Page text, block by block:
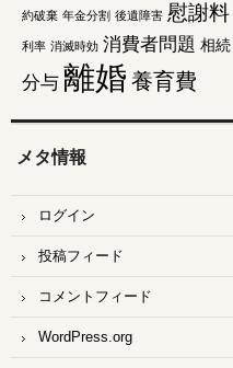
約破棄 年金分割 後遺障害 慰謝料
利率 消滅時効 消費者問題 相続
分与 離婚 養育費
メタ情報
ログイン
投稿フィード
コメントフィード
WordPress.org